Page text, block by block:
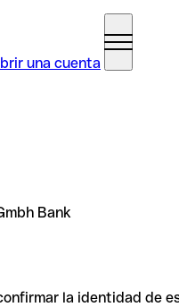
una cuenta
Bank
la identidad de